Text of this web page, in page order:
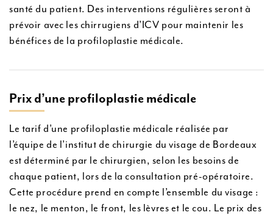
santé du patient. Des interventions régulières seront à
prévoir avec les chirrugiens d’ICV pour maintenir les
bénéfices de la profiloplastie médicale.
Prix d’une profiloplastie médicale
Le tarif d’une profiloplastie médicale réalisée par
l’équipe de l’institut de chirurgie du visage de Bordeaux
est déterminé par le chirurgien, selon les besoins de
chaque patient, lors de la consultation pré-opératoire.
Cette procédure prend en compte l’ensemble du visage :
le nez, le menton, le front, les lèvres et le cou. Le prix des